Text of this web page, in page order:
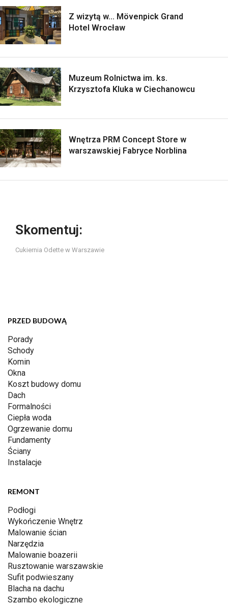
Z wizytą w... Mövenpick Grand
Hotel Wrocław
Muzeum Rolnictwa im. ks.
Krzysztofa Kluka w Ciechanowcu
Wnętrza PRM Concept Store w
warszawskiej Fabryce Norblina
Skomentuj:
Cukiernia Odette w Warszawie
PRZED BUDOWĄ
Porady
Schody
Komin
Okna
Koszt budowy domu
Dach
Formalności
Ciepła woda
Ogrzewanie domu
Fundamenty
Ściany
Instalacje
REMONT
Podłogi
Wykończenie Wnętrz
Malowanie ścian
Narzędzia
Malowanie boazerii
Rusztowanie warszawskie
Sufit podwieszany
Blacha na dachu
Szambo ekologiczne